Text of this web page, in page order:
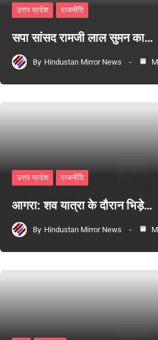
उत्तर प्रदेश राजनीति
सपा सांसद रामजी लाल सुमन का…
By Hindustan Mirror News
उत्तर प्रदेश राजनीति
आगरा: शव यात्रा के दौरान भिड़े…
By Hindustan Mirror News